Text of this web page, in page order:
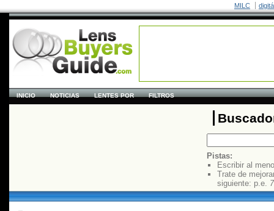
MILC
INICIO NOTICIAS LENTES POR FILTROS
Pistas:
Escribir al
Trate de
siguiente: p.e.